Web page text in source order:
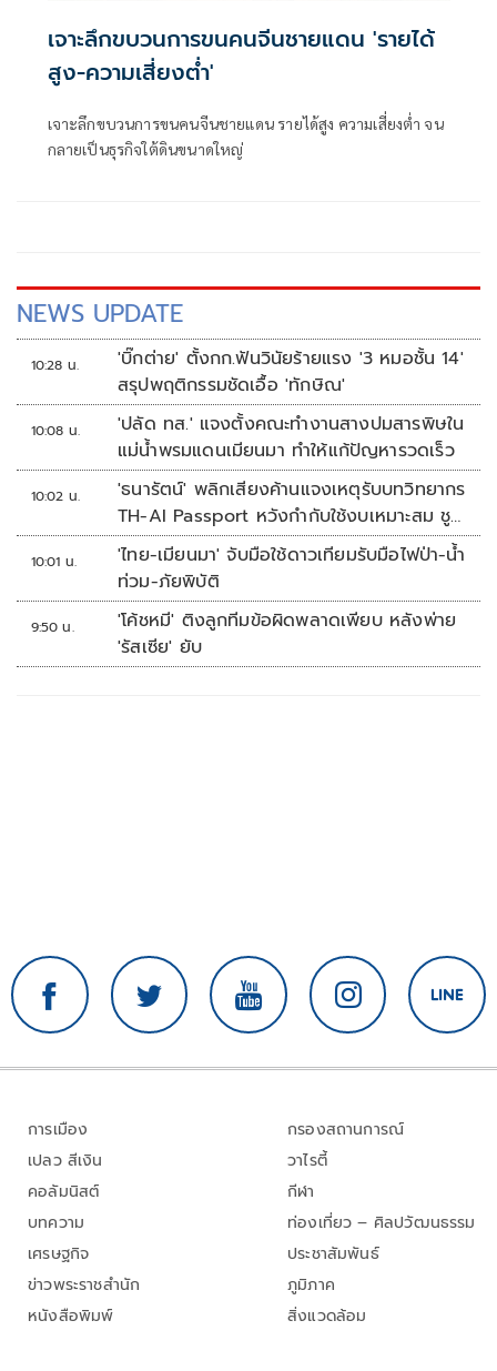
เจาะลึกขบวนการขนคนจีนชายแดน 'รายได้
สูง-ความเสี่ยงต่ำ'
เจาะลึกขบวนการขนคนจีนชายแดน รายได้สูง ความเสี่ยงต่ำ จน
กลายเป็นธุรกิจใต้ดินขนาดใหญ่
NEWS UPDATE
10:28 น.
'บิ๊กต่าย' ตั้งกก.ฟันวินัยร้ายแรง '3 หมอชั้น 14'
สรุปพฤติกรรมชัดเอื้อ 'ทักษิณ'
10:08 น.
'ปลัด ทส.' แจงตั้งคณะทำงานสางปมสารพิษใน
แม่น้ำพรมแดนเมียนมา ทำให้แก้ปัญหารวดเร็ว
10:02 น.
'ธนารัตน์' พลิกเสียงค้านแจงเหตุรับบทวิทยากร
TH-AI Passport หวังกำกับใช้งบเหมาะสม ชู
จุดเด่นคนไทยได้ใช้ AI ระดับโปร ลดเหลื่อมล้ำ
ทางเทคโนโลยี เซฟงบไปกว่า900ล้าน เชื่อหาก
ใช้เต็มที่เอกชนขาดทุนย่อยยับ
10:01 น.
'ไทย-เมียนมา' จับมือใช้ดาวเทียมรับมือไฟป่า-น้ำ
ท่วม-ภัยพิบัติ
9:50 น.
'โค้ชหมี' ติงลูกทีมข้อผิดพลาดเพียบ หลังพ่าย
'รัสเซีย' ยับ
การเมือง
เปลว สีเงิน
คอลัมนิสต์
บทความ
เศรษฐกิจ
ข่าวพระราชสำนัก
หนังสือพิมพ์
กรองสถานการณ์
วาไรตี้
กีฬา
ท่องเที่ยว – ศิลปวัฒนธรรม
ประชาสัมพันธ์
ภูมิภาค
สิ่งแวดล้อม